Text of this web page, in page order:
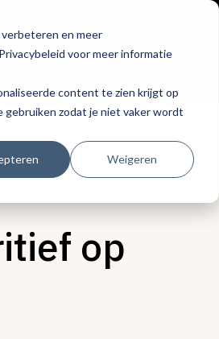
en meer
voor meer informatie
content te zien krijgt op
gebruiken zodat je niet vaker wordt
Weigeren
op